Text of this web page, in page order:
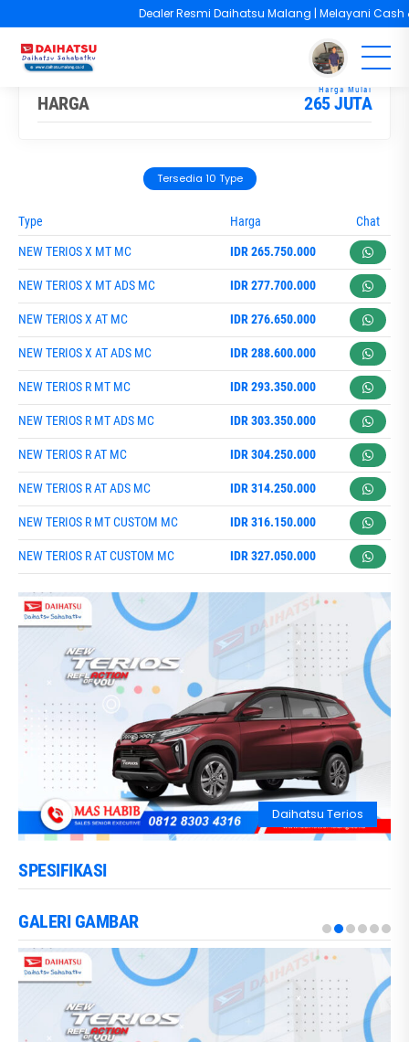
You are here :Beranda/Model/Daihatsu Terios
Dealer Resmi Daihatsu Malang | Melayani Cash &
HARGA 265 JUTA
Tersedia 10 Type
Type Harga Chat
NEW TERIOS X MT MC IDR 265.750.000
NEW TERIOS X MT ADS MC IDR 277.700.000
NEW TERIOS X AT MC IDR 276.650.000
NEW TERIOS X AT ADS MC IDR 288.600.000
NEW TERIOS R MT MC IDR 293.350.000
NEW TERIOS R MT ADS MC IDR 303.350.000
NEW TERIOS R AT MC IDR 304.250.000
NEW TERIOS R AT ADS MC IDR 314.250.000
NEW TERIOS R MT CUSTOM MC IDR 316.150.000
NEW TERIOS R AT CUSTOM MC IDR 327.050.000
Daihatsu Terios
SPESIFIKASI
GALERI GAMBAR